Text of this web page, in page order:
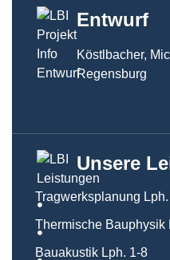
Entwurf
Köstlbacher,
Regensburg
Unsere
Tragwerksplanung
Thermische Bauphysik
Bauakustik Lph. 1-8